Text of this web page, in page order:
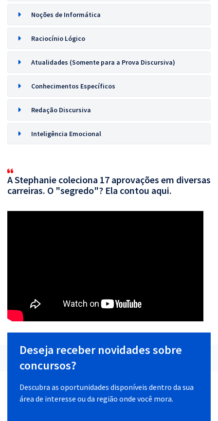
Noções de Informática
Raciocínio Lógico
Atualidades (Somente para a Prova Discursiva)
Conhecimentos Específicos
Redação Discursiva
Inteligência Emocional
A Stephanie coleciona 17 aprovações em diversas
carreiras. O "segredo"? Ela contou aqui.
Deseja receber novidades sobre
concursos?
Descubra as oportunidades disponíveis dentro da sua
área de interesse ou da região onde você mora.